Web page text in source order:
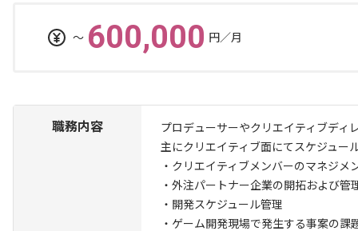
〜 600,000 円／月
職務内容
プロデューサーやクリエイティブディ
主にクリエイティブ面にてスケジュー
・クリエイティブメンバーのマネジメ
・外注パートナー企業の開拓および管
・開発スケジュール管理
・ゲーム開発現場で発生する事案の課